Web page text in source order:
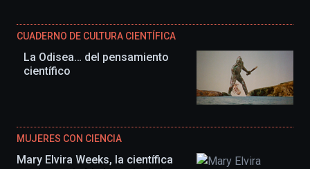
CUADERNO DE CULTURA CIENTÍFICA
La Odisea… del pensamiento
científico
MUJERES CON CIENCIA
Mary Elvira Weeks, la científica